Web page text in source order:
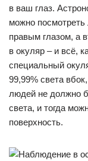
в ваш глаз.
можно
правым глазом, а
в окуляр – и всё,
специальный
99,99% света
людей не должно
света, и тогда
поверхность.